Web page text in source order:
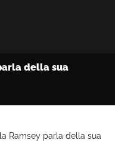
della sua
Ramsey parla della sua